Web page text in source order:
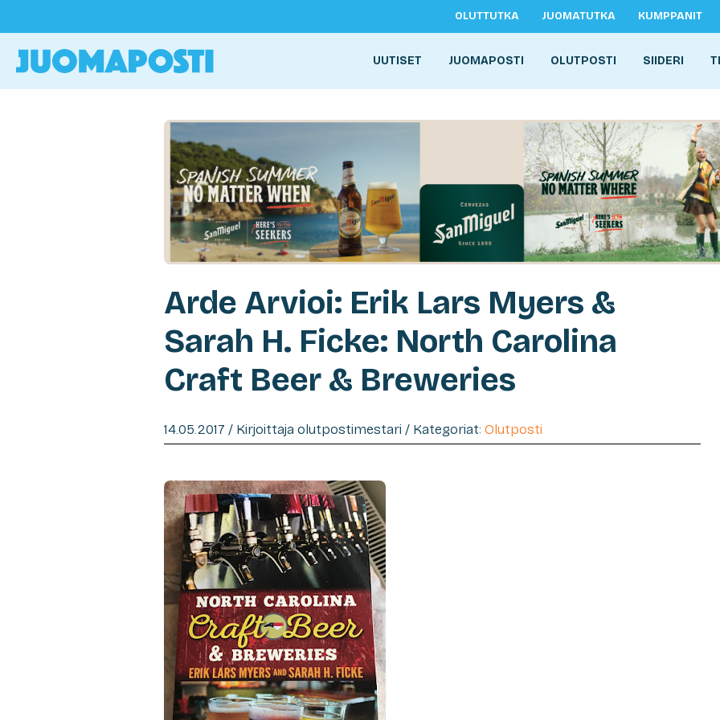
OLUTTUTKA JUOMATUTKA KUMPPANIT
UUTISET JUOMAPOSTI OLUTPOSTI SIIDERI
Arde Arvioi: Erik Lars Myers &
Sarah H. Ficke: North Carolina
Craft Beer & Breweries
14.05.2017 / Kirjoittaja olutpostimestari / Kategoriat: Olutposti